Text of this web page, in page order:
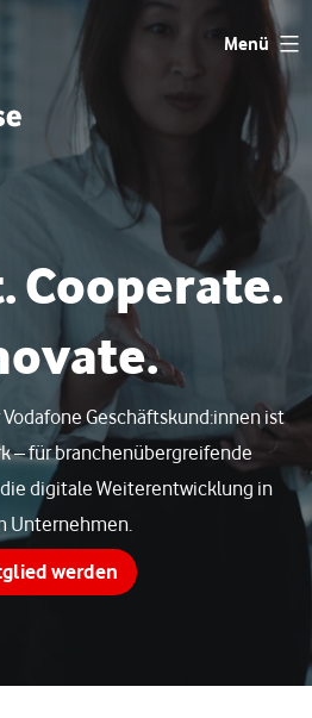
Menü
Cooperate.
Geschäftskund:innen ist
– für branchenübergreifende
digitale Weiterentwicklung in
Unternehmen.
werden